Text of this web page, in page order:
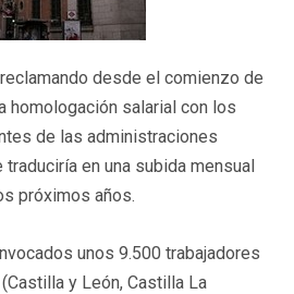
desde el comienzo de
homologación salarial con los
de las administraciones
en una subida mensual
próximos años.
unos 9.500 trabajadores
y León, Castilla La